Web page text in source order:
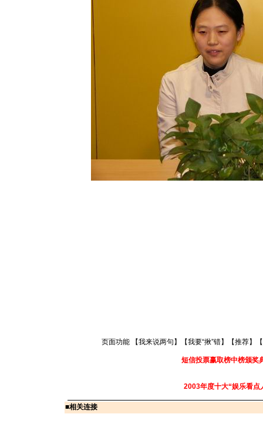
页面功能 【我来说两句 】【我要“揪”错】【推荐】
短信投票赢取榜中榜颁奖
2003年度十大“娱乐看点
■相关连接